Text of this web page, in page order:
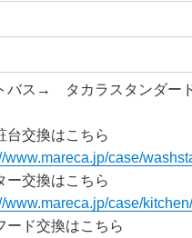
バス→ タカラスタンダー
台交換はこちら
www.mareca.jp/case/
ー交換はこちら
www.mareca.jp/case/
ード交換はこちら